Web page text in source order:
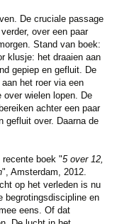
De cruciale passage
over een paar
Stand van boek:
klusje: het draaien aan
gepiep en gefluit. De
het roer via een
over wielen lopen. De
achter een paar
gefluit over. Daarna de
recente boek "5 over 12,
", Amsterdam, 2012.
op het verleden is nu
begrotingsdiscipline en
eens. Of dat